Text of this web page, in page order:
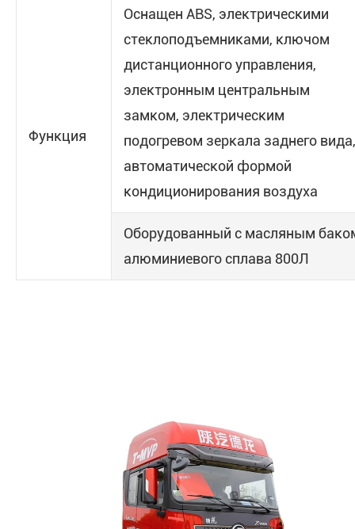
Функция
Оснащен ABS, электрическими
стеклоподъемниками, ключом
дистанционного управления,
электронным центральным
замком, электрическим
подогревом зеркала заднего вида,
автоматической формой
кондиционирования воздуха
Оборудованный с масляным
алюминиевого сплава 800Л